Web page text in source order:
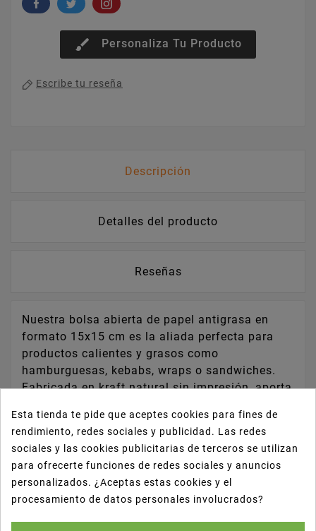
brush Personaliza Tu Producto
Escribe tu reseña
Descripción
Detalles del producto
Reseñas
Nuestra bolsa abierta de papel antigrasa en
formato 15x15 cm es la aliada perfecta para
productos calientes y grasos como
hamburguesas, kebabs, wraps o sandwiches.
Fabricada en kraft natural sin impresión, aporta
take away.
📐 Medidas:15 x 15 cm
🟤 Papel kraft natural sin impresión
🛡️ Interior con tratamiento antigrasa
Esta tienda te pide que aceptes cookies para fines de
rendimiento, redes sociales y publicidad. Las redes
sociales y las cookies publicitarias de terceros se utilizan
para ofrecerte funciones de redes sociales y anuncios
personalizados. ¿Aceptas estas cookies y el
procesamiento de datos personales involucrados?